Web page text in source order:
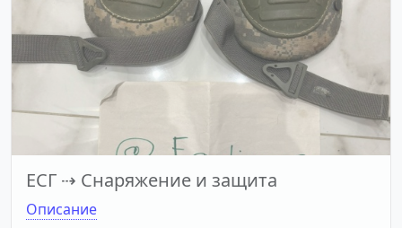
ЕСГ ⇢ Снаряжение и защита
Описание